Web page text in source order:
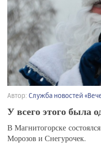
Автор: Служба новостей
У всего этого была
В Магнитогорске
Морозов и Снегурочек.